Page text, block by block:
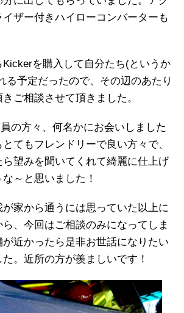
ザー付きハイローコンバーターも
Kickerを購入して自分たち(というか
る予定だったので、その辺のあたり
ご相談させて頂きました。
の方々、何名かにお会いしました
てもフレンドリーで良い方々で、
ら望みを聞いてくれて綺麗に仕上げ
～と思いました！
家から通うには思っていた以上に
、今回はご相談のみになってしま
近かったら是非お世話になりたい
。近所の方が羨ましいです！